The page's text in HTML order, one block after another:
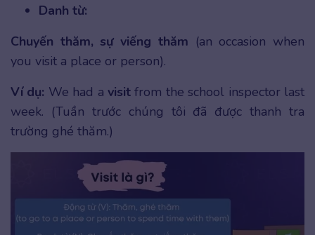
Danh từ:
Chuyến thăm, sự viếng thăm (an occasion when
you visit a place or person).
Ví dụ: We had avisitfrom the school inspector last
week. (Tuần trước chúng tôi đã được thanh tra
trường ghé thăm.)